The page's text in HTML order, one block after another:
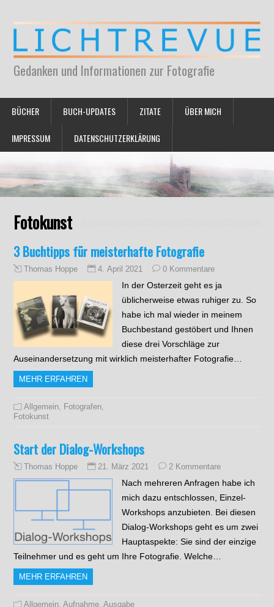
Gedanken und Informationen zur Fotografie
BÜCHER BUCH-UPDATES ZITATE ÜBER MICH
IMPRESSUM DATENSCHUTZERKLÄRUNG
Fotokunst
3 Buchtipps für meisterhafte Fotografie
Thomas Hoppe 4. April 2021 0 Kommentare
In der Osterzeit geht es ja
üblicherweise etwas ruhiger zu. So
habe ich mal wieder in meinem
Buchbestand gestöbert und Ihnen
diese drei Vorschläge zur
Auseinandersetzung mit wirklich meisterhafter Fotografie…
MEHR ERFAHREN
Allgemein, Fotografen,
Fotokunst
Start der Dialog-Workshops
Thomas Hoppe 21. März 2021 2 Kommentare
Nach mehreren Anfragen habe ich
mich dazu entschlossen, Einzel-
Workshops anzubieten. Bei diesen
Dialog-Workshops geht es um zwei
Hauptaspekte: Sie sind der einzige
Teilnehmer und es geht um Ihre Fotografie. Welche…
MEHR ERFAHREN
Allgemein,Aufnahme,Ausgabe